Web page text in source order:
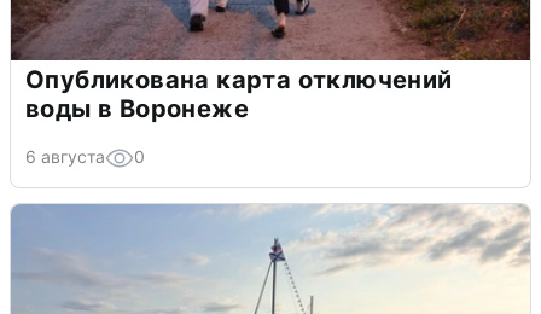
Опубликована карта отключений
воды в Воронеже
6 августа 0